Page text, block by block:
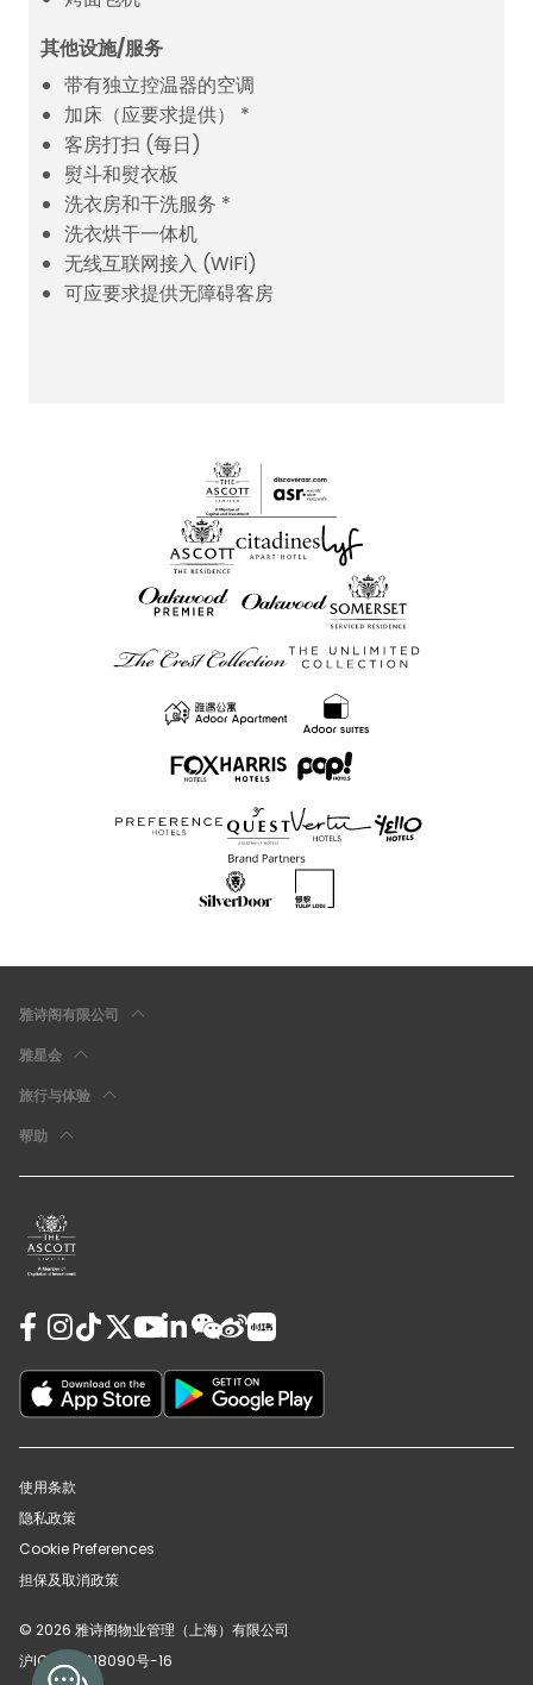
其他设施/服务
带有独立控温器的空调
加床（应要求提供） *
客房打扫 (每日)
熨斗和熨衣板
洗衣房和干洗服务 *
洗衣烘干一体机
无线互联网接入 (WiFi)
可应要求提供无障碍客房
雅诗阁有限公司
雅星会
旅行与体验
帮助
使用条款
隐私政策
Cookie Preferences
担保及取消政策
© 2026 雅诗阁物业管理（上海）有限公司
沪ICP备12018090号-16